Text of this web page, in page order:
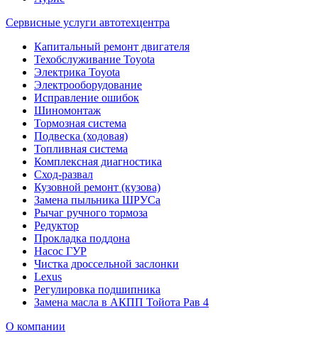
Сервисные услуги автотехцентра
Капитальный ремонт двигателя
Техобслуживание Toyota
Электрика Toyota
Электрооборудование
Исправление ошибок
Шиномонтаж
Тормозная система
Подвеска (ходовая)
Топливная система
Комплексная диагностика
Сход-развал
Кузовной ремонт (кузова)
Замена пыльника ШРУСа
Рычаг ручного тормоза
Редуктор
Прокладка поддона
Насос ГУР
Чистка дроссельной заслонки
Lexus
Регулировка подшипника
Замена масла в АКПП Тойота Рав 4
О компании